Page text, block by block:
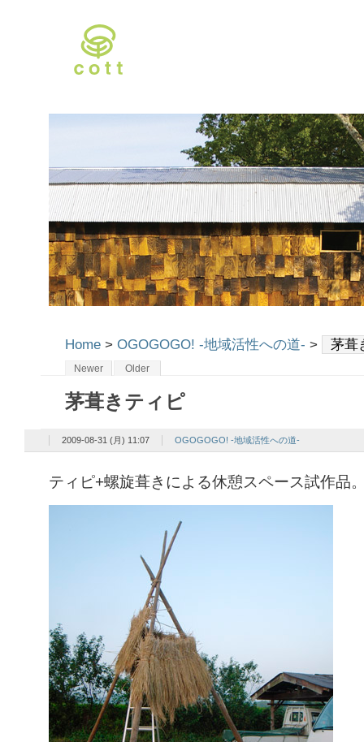
Home > OGOGOGO! -地域活性への道- > 茅葺
Newer Older
茅葺きティピ
2009-08-31 (月) 11:07 OGOGOGO! -地域活性への道-
ティピ+螺旋葺きによる休憩スペース試作品